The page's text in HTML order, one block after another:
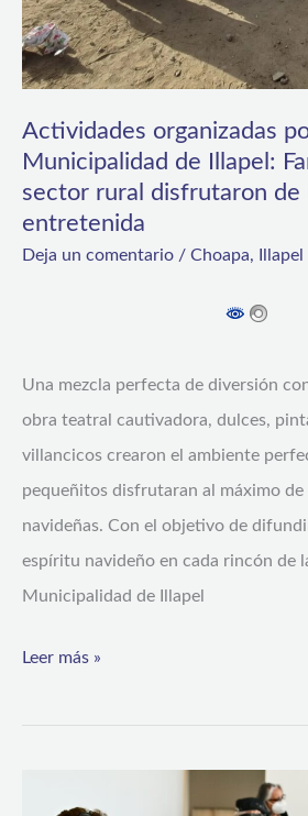
Actividades organizadas
Municipalidad de Illapel:
sector rural disfrutaron de
entretenida
Deja un comentario / Choapa, Illapel
Una mezcla perfecta de diversión
obra teatral cautivadora, dulces,
villancicos crearon el ambiente
pequeñitos disfrutaran al máximo de
navideñas. Con el objetivo de
espíritu navideño en cada rincón de
Municipalidad de Illapel
rural
disfrutaron
de
navidad
entretenida
Leer más »